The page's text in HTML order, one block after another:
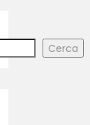
Cerca